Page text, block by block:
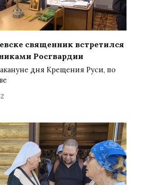
священник встретился
Росгвардии
дня Крещения Руси, по